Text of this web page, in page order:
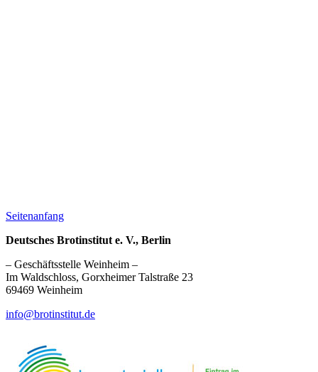
Seitenanfang
Deutsches Brotinstitut e. V., Berlin
– Geschäftsstelle Weinheim –
Im Waldschloss, Gorxheimer Talstraße 23
69469 Weinheim
info@brotinstitut.de